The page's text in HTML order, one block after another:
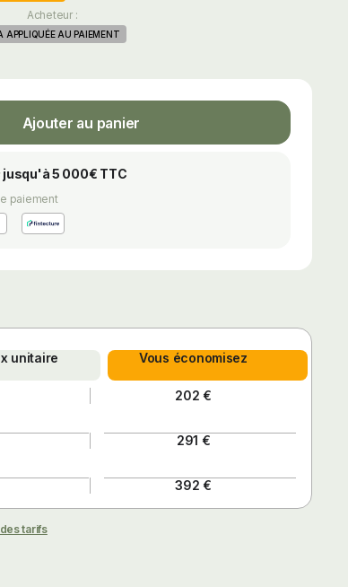
Acheteur :
APPLIQUÉE AU PAIEMENT
Ajouter au panier
jusqu'à 5 000€ TTC
paiement
unitaire Vous économisez
202 €
291 €
392 €
tarifs